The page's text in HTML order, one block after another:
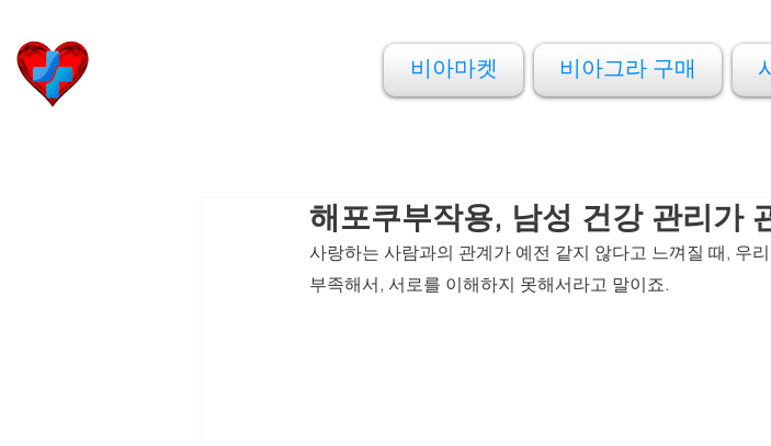
비아마켓 비아그라 구매
해포쿠부작용, 남성 건강 관리가
사랑하는 사람과의 관계가 예전 같지 않다고 느껴질 때, 우
부족해서, 서로를 이해하지 못해서라고 말이죠.